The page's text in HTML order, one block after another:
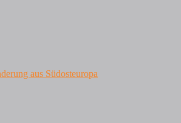
aus Südosteuropa